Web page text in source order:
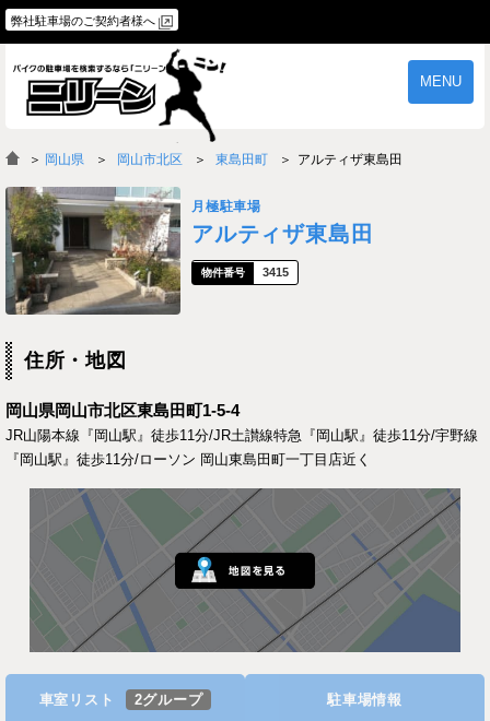
弊社駐車場のご契約者様へ
MENU
物件一覧 ご契約の流れ
よくあるご質問
＞ 岡山県 岡山市北区 東島田町 アルティザ東島田
月極駐車場
アルティザ東島田
3415
住所・地図
岡山県岡山市北区東島田町1-5-4
JR山陽本線『岡山駅』徒歩11分/JR土讃線特急『岡山駅』徒歩11分/宇野線
『岡山駅』徒歩11分/ローソン 岡山東島田町一丁目店近く
車室リスト 2グループ 駐車場情報